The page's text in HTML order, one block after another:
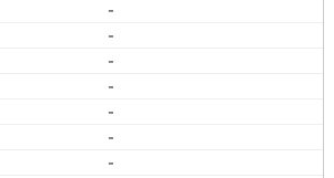
-
-
-
-
-
-
-